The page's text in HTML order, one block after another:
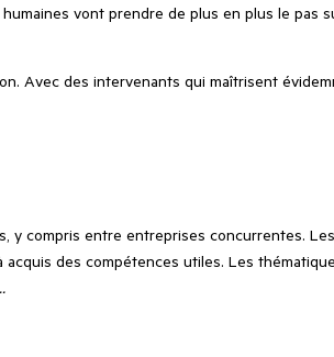
vont prendre de plus en plus le pas
Avec des intervenants qui maîtrisent
y compris entre entreprises concurrentes. Les
des compétences utiles. Les